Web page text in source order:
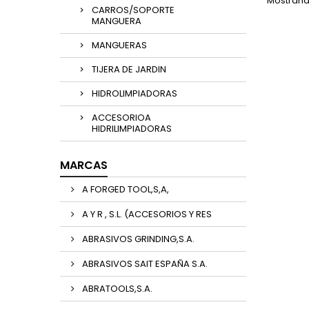
CARROS/SOPORTE
MANGUERA
MANGUERAS
TIJERA DE JARDIN
HIDROLIMPIADORAS
ACCESORIOA
HIDRILIMPIADORAS
MARCAS
A FORGED TOOL,S,A,
A Y R , S.L. (ACCESORIOS Y RES
ABRASIVOS GRINDING,S.A.
ABRASIVOS SAIT ESPAÑA S.A.
ABRATOOLS,S.A.